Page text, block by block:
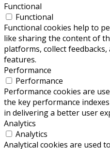
Functional
Functional
Functional cookies help to
like sharing the content of
platforms, collect
features.
Performance
Performance
Performance cookies are
the key performance
in delivering a better user
Analytics
Analytics
Analytical cookies are used